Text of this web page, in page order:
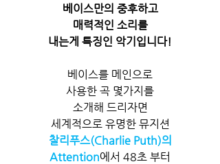
베이스만의 중후하고
매력적인 소리를
내는게 특징인 악기입니다!
베이스를 메인으로
사용한 곡 몇가지를
소개해 드리자면
세계적으로 유명한 뮤지션
찰리푸스(Charlie Puth)의
Attention에서 48초 부터